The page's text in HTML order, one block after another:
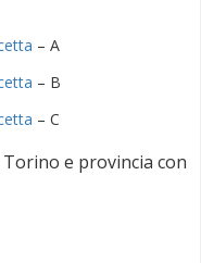
– A
– B
– C
e provincia con